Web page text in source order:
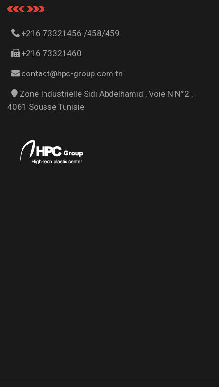
+216 73321456 /458/459
+216 73321460
contact@hpc-group.com.tn
Zone Industrielle Sidi Abdelhamid , Voie N N°2 ,
4061 Sousse Tunisie